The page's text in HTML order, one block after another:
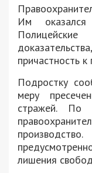
Им
причастность
Подростку
меру
стражей. По
лишения